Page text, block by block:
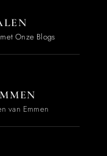
Onze Blogs
van Emmen